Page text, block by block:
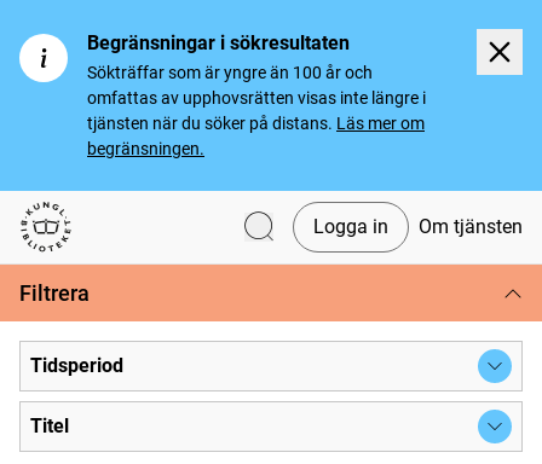
Begränsningar i sökresultaten
Sökträffar som är yngre än 100 år och
omfattas av upphovsrätten visas inte längre i
tjänsten när du söker på distans. Läs mer om
begränsningen.
Svenska tidningar
Logga in Om tjänsten
Filtrera
Tidsperiod
Titel